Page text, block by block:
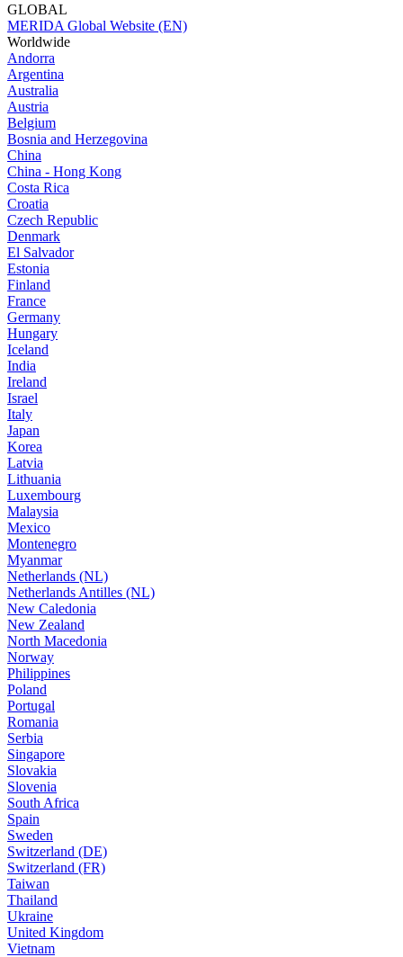
GLOBAL
MERIDA Global Website (EN)
Worldwide
Andorra
Argentina
Australia
Austria
Belgium
Bosnia and Herzegovina
China
China - Hong Kong
Costa Rica
Croatia
Czech Republic
Denmark
El Salvador
Estonia
Finland
France
Germany
Hungary
Iceland
India
Ireland
Israel
Italy
Japan
Korea
Latvia
Lithuania
Luxembourg
Malaysia
Mexico
Montenegro
Myanmar
Netherlands (NL)
Netherlands Antilles (NL)
New Caledonia
New Zealand
North Macedonia
Norway
Philippines
Poland
Portugal
Romania
Serbia
Singapore
Slovakia
Slovenia
South Africa
Spain
Sweden
Switzerland (DE)
Switzerland (FR)
Taiwan
Thailand
Ukraine
United Kingdom
Vietnam